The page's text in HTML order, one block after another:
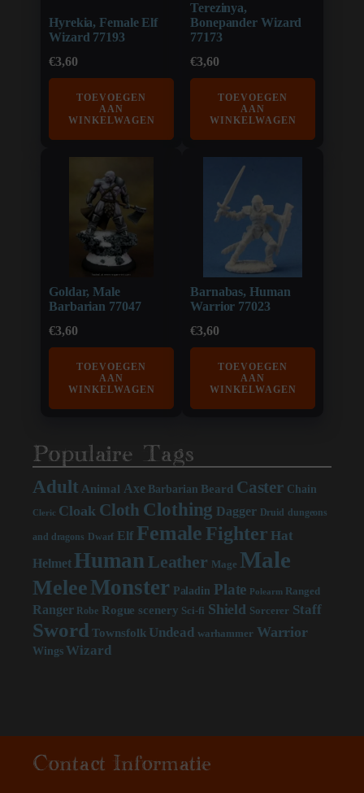
Hyrekia, Female Elf
Wizard 77193
€3,60
TOEVOEGEN
AAN
WINKELWAGEN
Terezinya,
Bonepander Wizard
77173
€3,60
TOEVOEGEN
AAN
WINKELWAGEN
Goldar, Male
Barbarian 77047
€3,60
TOEVOEGEN
AAN
WINKELWAGEN
Barnabas, Human
Warrior 77023
€3,60
TOEVOEGEN
AAN
WINKELWAGEN
Populaire Tags
Adult Animal Axe Barbarian Beard Caster Chain
Cleric Cloak Cloth Clothing Dagger Druid dungeons
and dragons Dwarf Elf FemaleFighter Hat
Helmet HumanLeather Mage Male
MeleeMonster Paladin Plate Polearm Ranged
Ranger Robe Rogue scenery Sci-fi Shield Sorcerer Staff
Sword Townsfolk Undead warhammer Warrior
Wings Wizard
Contact Informatie